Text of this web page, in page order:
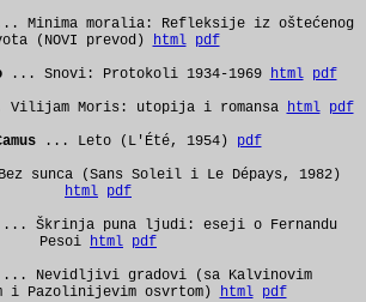
Minima moralia: Refleksije iz oštećenog
(NOVI prevod)
html
pdf
... Snovi: Protokoli 1934-1969 html
pdf
Vilijam Moris: utopija i romansa html
pdf
... Leto (L'Été, 1954)
pdf
sunca (Sans Soleil i Le Dépays, 1982)
html pdf
... Škrinja puna ljudi: eseji o Fernandu
Pesoi html pdf
... Nevidljivi gradovi (sa Kalvinovim
i Pazolinijevim osvrtom)
html
pdf